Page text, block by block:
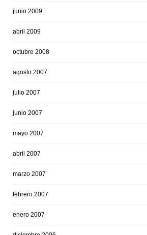
junio 2009
abril 2009
octubre 2008
agosto 2007
julio 2007
junio 2007
mayo 2007
abril 2007
marzo 2007
febrero 2007
enero 2007